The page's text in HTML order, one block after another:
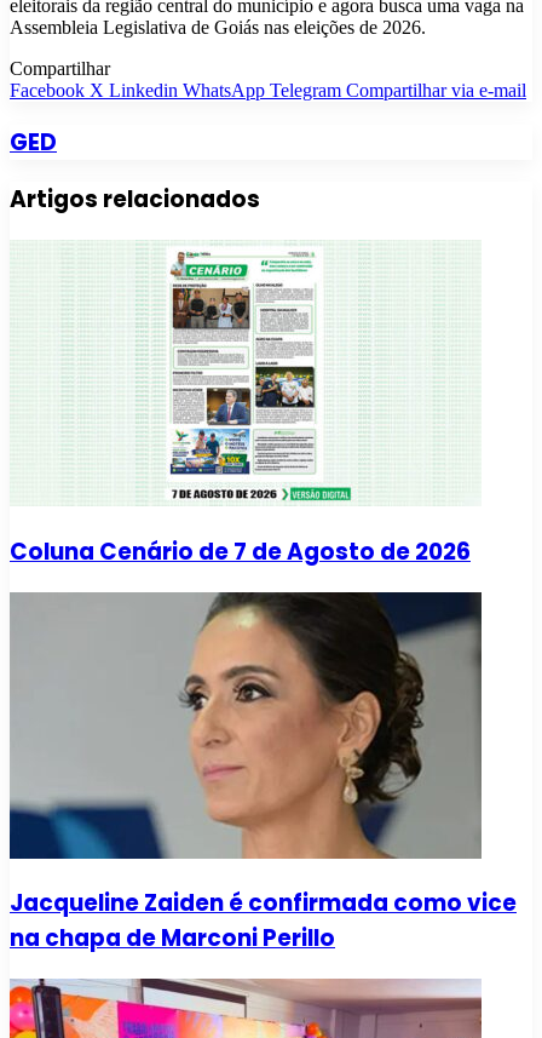
eleitorais da região central do município e agora busca uma vaga na
Assembleia Legislativa de Goiás nas eleições de 2026.
Compartilhar
Facebook X Linkedin WhatsApp Telegram Compartilhar via e-mail
GED
Artigos relacionados
Coluna Cenário de 7 de Agosto de 2026
Jacqueline Zaiden é confirmada como vice
na chapa de Marconi Perillo